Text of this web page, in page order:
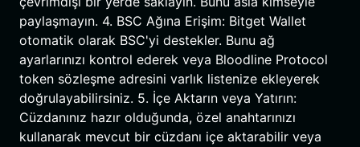
paylaşmayın. 4. BSC Ağına Erişim: Bitget Wallet
otomatik olarak BSC'yi destekler. Bunu ağ
ayarlarınızı kontrol ederek veya Bloodline Protocol
token sözleşme adresini varlık listenize ekleyerek
doğrulayabilirsiniz. 5. İçe Aktarın veya Yatırın:
Cüzdanınız hazır olduğunda, özel anahtarınızı
kullanarak mevcut bir cüzdanı içe aktarabilir veya